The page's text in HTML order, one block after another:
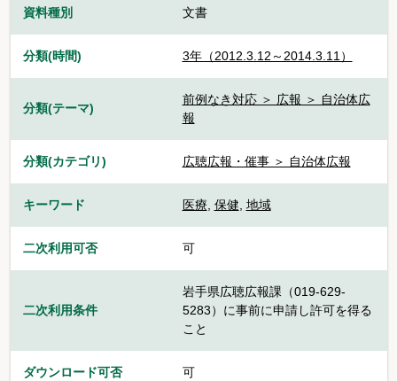
資料種別 文書
分類(時間) 3年（2012.3.12～2014.3.11）
分類(テーマ)
前例なき対応 ＞ 広報 ＞ 自治体広
報
分類(カテゴリ) 広聴広報・催事 ＞ 自治体広報
キーワード 医療, 保健, 地域
二次利用可否 可
二次利用条件
岩手県広聴広報課（019-629-
5283）に事前に申請し許可を得る
こと
ダウンロード可否 可